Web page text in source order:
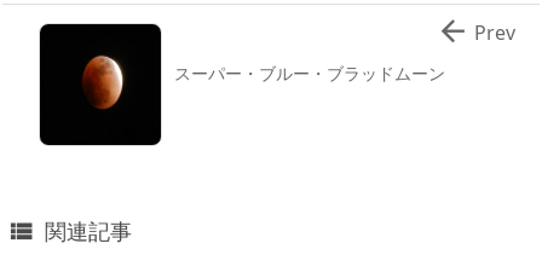
スーパー・ブルー・ブラッドムーン
 Prev
 関連記事